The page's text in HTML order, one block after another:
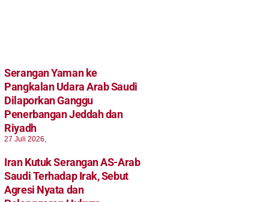
Serangan Yaman ke
Pangkalan Udara Arab Saudi
Dilaporkan Ganggu
Penerbangan Jeddah dan
Riyadh
27 Juli 2026,
Iran Kutuk Serangan AS-Arab
Saudi Terhadap Irak, Sebut
Agresi Nyata dan